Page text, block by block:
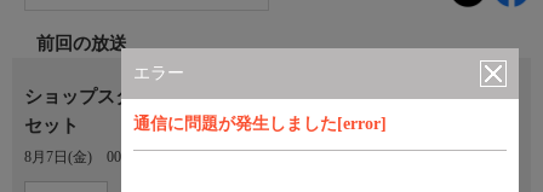
エラー
通信に問題が発生しました[error]
前回の放送
ショップスターバリュー スロギー ハーフトップブラ３枚
セット
8月7日(金) 00:00〜01:00